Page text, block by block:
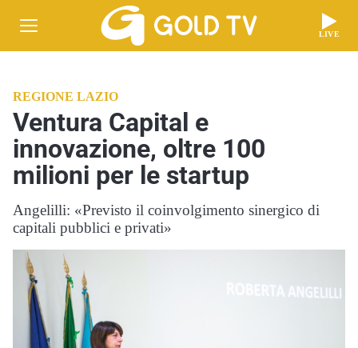
LIVE
REGIONE LAZIO
Ventura Capital e
innovazione, oltre 100
milioni per le startup
Angelilli: «Previsto il coinvolgimento sinergico di
capitali pubblici e privati»